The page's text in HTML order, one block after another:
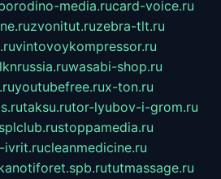
media.rucard-voice.ru
zvonitut.ruzebra-tlt.ru
vintovoykompressor.ru
wasabi-shop.ru
youtubefree.rux-ton.ru
taksu.rutor-lyubov-i-grom.ru
splclub.rustoppamedia.ru
ivrit.rucleanmedicine.ru
tutmassage.ru